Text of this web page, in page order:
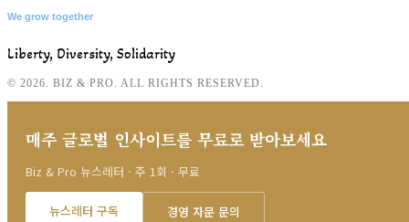
We grow together
Liberty, Diversity, Solidarity
© 2026. BIZ & PRO. ALL RIGHTS RESERVED.
매주 글로벌 인사이트를 무료로 받아보세요
Biz & Pro 뉴스레터 · 주 1회 · 무료
뉴스레터 구독 경영 자문 문의